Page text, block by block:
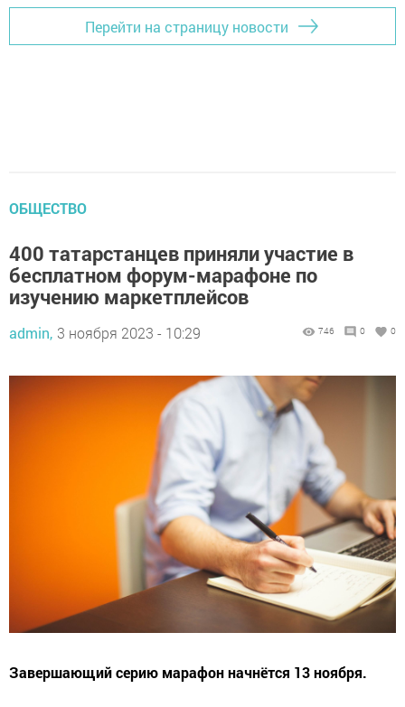
Перейти на страницу новости
ОБЩЕСТВО
400 татарстанцев приняли участие в
бесплатном форум-марафоне по
изучению маркетплейсов
admin, 3 ноября 2023 - 10:29 746 0 0
Завершающий серию марафон начнётся 13 ноября.